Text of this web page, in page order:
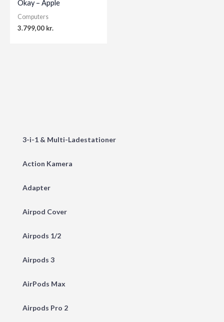
3-i-1 & Multi-Ladestationer
Action Kamera
Adapter
Airpod Cover
Airpods 1/2
Airpods 3
AirPods Max
Airpods Pro 2
Okay – Apple
Computers
3.799,00 kr.